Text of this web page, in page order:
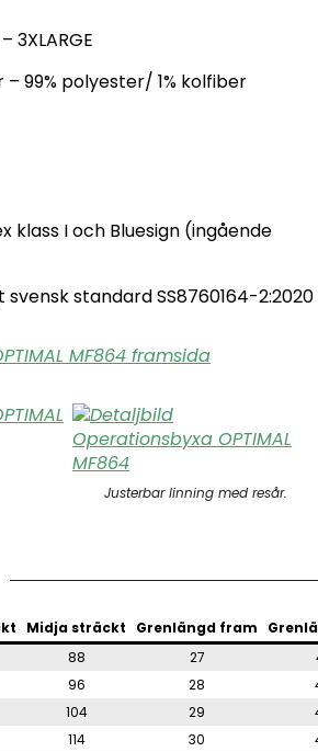
3XLARGE
– 99% polyester/ 1% kolfiber
klass I och Bluesign (ingående
svensk standard SS8760164-2:2020
Justerbar linning med resår.
Midja sträckt Grenlängd fram
88 27
96 28
104 29
114 30